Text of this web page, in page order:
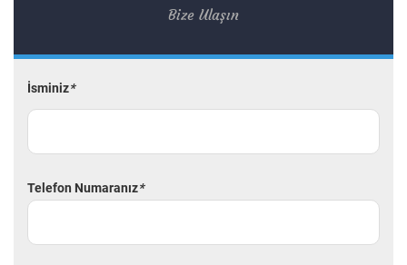
Bize Ulaşın
İsminiz*
Telefon Numaranız*